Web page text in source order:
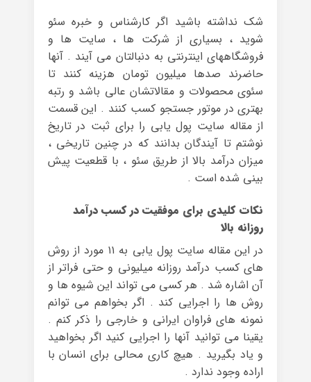
شک نداشته باشید اگر کارشناس و خبره سئو
شوید ، بسیاری از شرکت ها ، سایت ها و
فروشگاههای اینترنتی به دنبالتان می آیند . آنها
حاضرند صدها میلیون تومان هزینه کنند تا
سئوی محصولات و مقالاتشان عالی باشد و رتبه
بهتری در موتور جستجو کسب کنند . این قسمت
از مقاله سایت پول یابی را برای ثبت در تاریخ
نوشتم تا آیندگان بدانند که در چنین تاریخی ،
میزان درآمد بالا از طریق سئو ، با قطعیت پیش
بینی شده است .
نکات کلیدی برای موفقیت در کسب درآمد
روزانه بالا
در این مقاله سایت پول یابی به ۱۱ مورد از روش
های کسب درآمد روزانه میلیونی و حتی فراتر از
آن اشاره شد . هر کسی می تواند این شیوه ها و
روش ها را اجرایی کند . اگر بخواهم می توانم
نمونه های فراوان ایرانی و خارجی را ذکر کنم .
یقینا می توانید آنها را اجرایی کنید اگر بخواهید
و یاد بگیرید . هیچ کاری محالی برای انسان با
اراده وجود ندارد .